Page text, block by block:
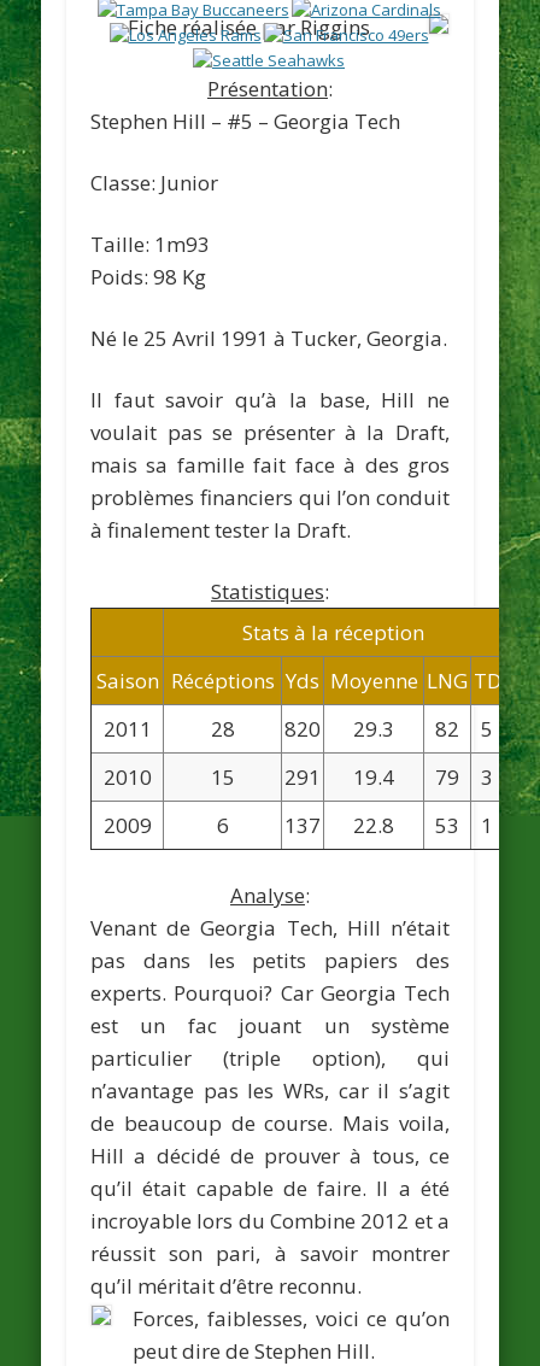
Fiche réalisée par Riggins
Présentation:
Stephen Hill – #5 – Georgia Tech
Classe: Junior
Taille: 1m93
Poids: 98 Kg
Né le 25 Avril 1991 à Tucker, Georgia.
Il faut savoir qu’à la base, Hill ne
voulait pas se présenter à la Draft,
mais sa famille fait face à des gros
problèmes financiers qui l’on conduit
à finalement tester la Draft.
Statistiques:
Stats à la réception
Saison Récéptions Yds Moyenne LNG TD
2011
28 820 29.3 82
5
2010
15 291 19.4 79
3
2009
6 137 22.8 53 1
Analyse:
Venant de Georgia Tech, Hill n’était
pas dans les petits papiers des
experts. Pourquoi? Car Georgia Tech
est un fac jouant un système
particulier (triple option), qui
n’avantage pas les WRs, car il s’agit
de beaucoup de course. Mais voila,
Hill a décidé de prouver à tous, ce
qu’il était capable de faire. Il a été
incroyable lors du Combine 2012 et a
réussit son pari, à savoir montrer
qu’il méritait d’être reconnu.
Forces, faiblesses, voici ce qu’on
peut dire de Stephen Hill.